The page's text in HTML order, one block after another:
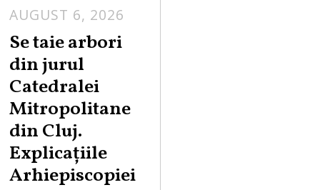
AUGUST 6, 2026
Se taie arbori
din jurul
Catedralei
Mitropolitane
din Cluj.
Explicațiile
Arhiepiscopiei